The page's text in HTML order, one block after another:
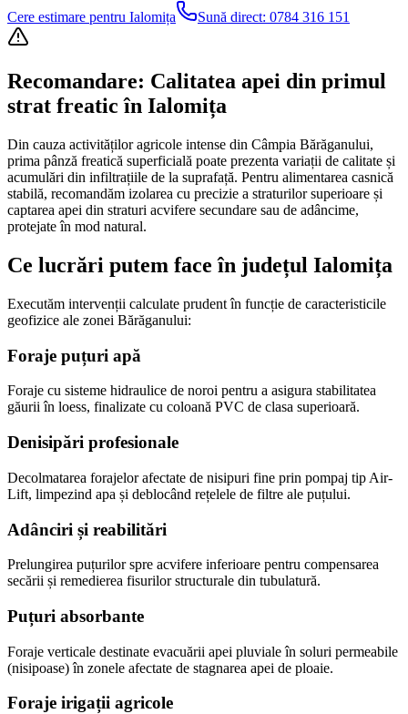
Cere estimare pentru Ialomița Sună direct: 0784 316 151
Recomandare: Calitatea apei din primul
strat freatic în Ialomița
Din cauza activităților agricole intense din Câmpia Bărăganului,
prima pânză freatică superficială poate prezenta variații de calitate și
acumulări din infiltrațiile de la suprafață. Pentru alimentarea casnică
stabilă, recomandăm izolarea cu precizie a straturilor superioare și
captarea apei din straturi acvifere secundare sau de adâncime,
protejate în mod natural.
Ce lucrări putem face în județul Ialomița
Executăm intervenții calculate prudent în funcție de caracteristicile
geofizice ale zonei Bărăganului:
Foraje puțuri apă
Foraje cu sisteme hidraulice de noroi pentru a asigura stabilitatea
găurii în loess, finalizate cu coloană PVC de clasa superioară.
Denisipări profesionale
Decolmatarea forajelor afectate de nisipuri fine prin pompaj tip Air-
Lift, limpezind apa și deblocând rețelele de filtre ale puțului.
Adânciri și reabilitări
Prelungirea puțurilor spre acvifere inferioare pentru compensarea
secării și remedierea fisurilor structurale din tubulatură.
Puțuri absorbante
Foraje verticale destinate evacuării apei pluviale în soluri permeabile
(nisipoase) în zonele afectate de stagnarea apei de ploaie.
Foraje irigații agricole